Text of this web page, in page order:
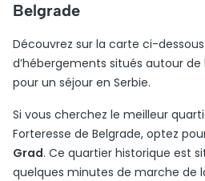
Belgrade
Découvrez sur la carte ci-
d’hébergements situés autour de
pour un séjour en Serbie.
Si vous cherchez le meilleur
Forteresse de Belgrade, optez
Grad. Ce quartier historique est
quelques minutes de marche de